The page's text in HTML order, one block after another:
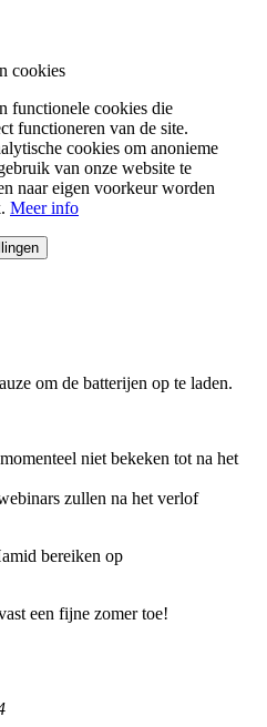
cookies
functionele cookies die
functioneren van de site.
cookies om anonieme
van onze website te
naar eigen voorkeur worden
Meer info
om de batterijen op te laden.
niet bekeken tot na het
zullen na het verlof
bereiken op
een fijne zomer toe!